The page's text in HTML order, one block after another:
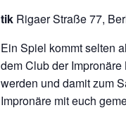
tik Rigaer Straße 77,
Ein Spiel kommt selten
dem Club der
werden und damit zum
Impronäre mit euch